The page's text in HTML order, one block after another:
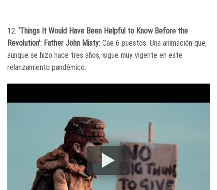
12. ‘Things It Would Have Been Helpful to Know Before the
Revolution’: Father John Misty: Cae 6 puestos. Una animación que,
aunque se hizo hace tres años, sigue muy vigente en este
relanzamiento pandémico.